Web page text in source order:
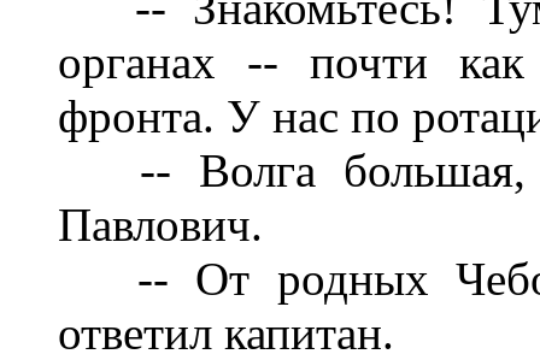
органах -- почти как
фронта. У нас по
-- Волга
Павлович.
-- От родных
ответил капитан.